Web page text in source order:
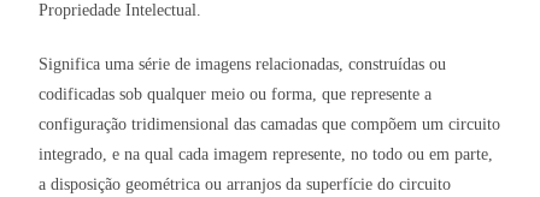
Propriedade Intelectual.
Significa uma série de imagens relacionadas, construídas ou
codificadas sob qualquer meio ou forma, que represente a
configuração tridimensional das camadas que compõem um circuito
integrado, e na qual cada imagem represente, no todo ou em parte,
a disposição geométrica ou arranjos da superfície do circuito